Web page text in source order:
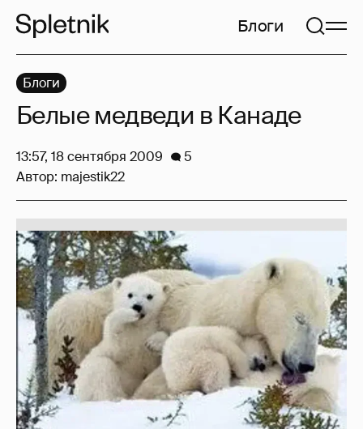
Блоги
Блоги
Белые медведи в Канаде
13:57, 18 сентября 2009
5
Автор: majestik22